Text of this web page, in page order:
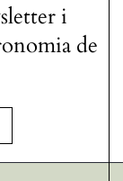
i
de